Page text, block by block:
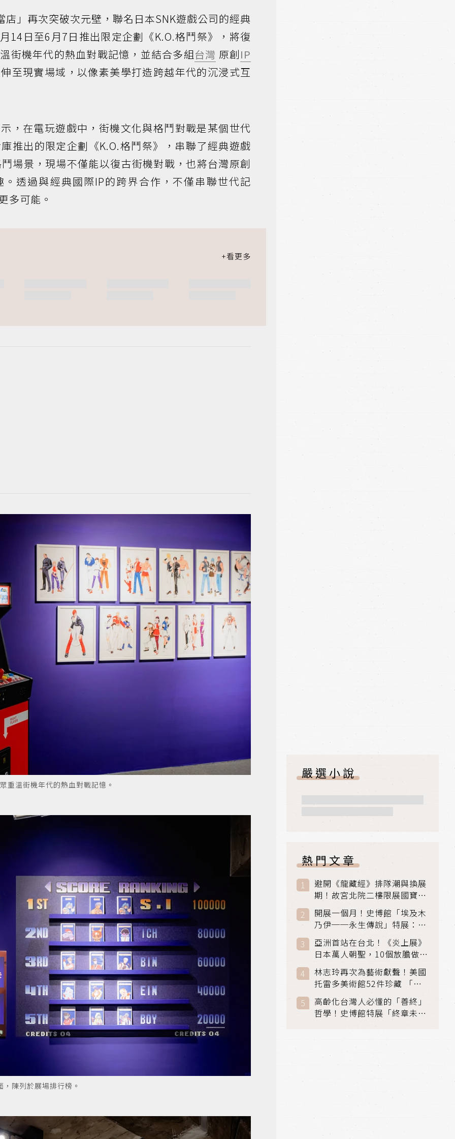
店」再次突破次元壁，聯名日本SNK遊戲公司的經典
日至6月7日推出限定企劃《K.O.格鬥祭》，將復
街機年代的熱血對戰記憶，並結合多組台灣 原創IP
至現實場域，以像素美學打造跨越年代的沉浸式互
，在電玩遊戲中，街機文化與格鬥對戰是某個世代
推出的限定企劃《K.O.格鬥祭》，串聯了經典遊戲
場景，現場不僅能以復古街機對戰，也將台灣原創
透過與經典國際IP的跨界合作，不僅串聯世代記
多可能。
重溫街機年代的熱血對戰記憶。
陳列於展場排行榜。
嚴選小說
熱門文章
避開《龍藏經》排隊潮與換展
期！故宮北院二樓限展國寶
〈元世祖出獵圖〉、乾隆最愛
「滑冰賽」更精采
開展一個月！史博館「埃及木
乃伊──永生傳說」特展：看
見物件構築的永生風景
亞洲首站在台北！《炎上展》
日本萬人朝聖，10個放膽做自
己場景與台灣獨家展品同步亮
相
林志玲再次為藝術獻聲！美國
托雷多美術館52件珍藏 「古
典光影大師：林布蘭到哥雅」
在富邦美術館隆重開展
高齡化台灣人必懂的「善終」
哲學！史博館特展「終章未